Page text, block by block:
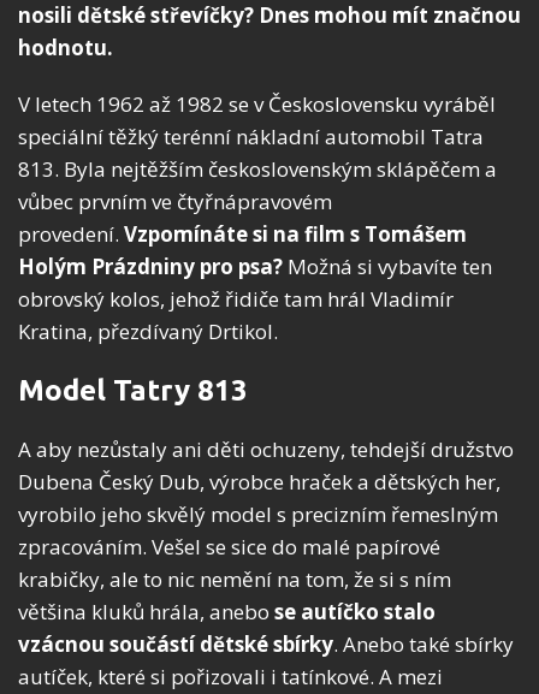
nosili dětské střevíčky? Dnes mohou mít značnou
hodnotu.
V letech 1962 až 1982 se v Československu vyráběl
speciální těžký terénní nákladní automobil Tatra
813. Byla nejtěžším československým sklápěčem a
vůbec prvním ve čtyřnápravovém
provedení. Vzpomínáte si na film s Tomášem
Holým Prázdniny pro psa? Možná si vybavíte ten
obrovský kolos, jehož řidiče tam hrál Vladimír
Kratina, přezdívaný Drtikol.
Model Tatry 813
A aby nezůstaly ani děti ochuzeny, tehdejší družstvo
Dubena Český Dub, výrobce hraček a dětských her,
vyrobilo jeho skvělý model s precizním řemeslným
zpracováním. Vešel se sice do malé papírové
krabičky, ale to nic nemění na tom, že si s ním
většina kluků hrála, anebo se autíčko stalo
vzácnou součástí dětské sbírky. Anebo také sbírky
autíček, které si pořizovali i tatínkové. A mezi